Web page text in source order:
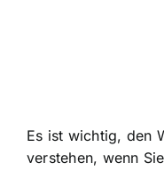
Es ist wichtig, den
verstehen, wenn